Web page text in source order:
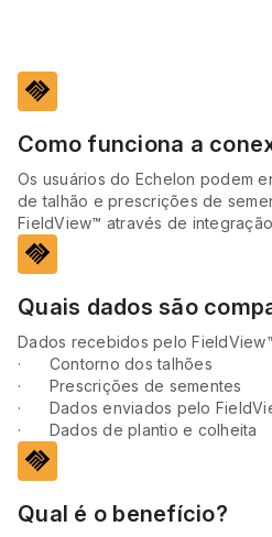
handshake
Como funciona a
Os usuários do Echelon podem
de talhão e prescrições de
FieldView™ através de
handshake
Quais dados são
Dados recebidos pelo
· Contorno dos talhões
· Prescrições de sementes
· Dados enviados pelo
· Dados de plantio e colheita
handshake
Qual é o benefício?